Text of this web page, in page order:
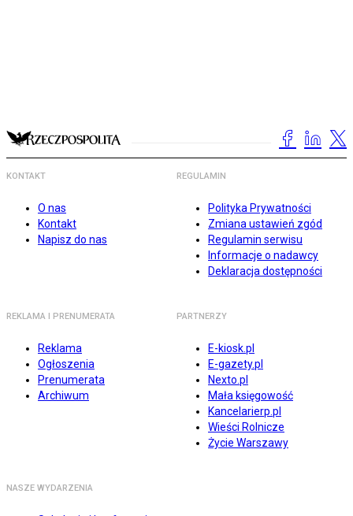
KONTAKT
O nas
Kontakt
Napisz do nas
REGULAMIN
Polityka Prywatności
Zmiana ustawień zgód
Regulamin serwisu
Informacje o nadawcy
Deklaracja dostępności
REKLAMA I PRENUMERATA
Reklama
Ogłoszenia
Prenumerata
Archiwum
PARTNERZY
E-kiosk.pl
E-gazety.pl
Nexto.pl
Mała księgowość
Kancelarierp.pl
Wieści Rolnicze
Życie Warszawy
NASZE WYDARZENIA